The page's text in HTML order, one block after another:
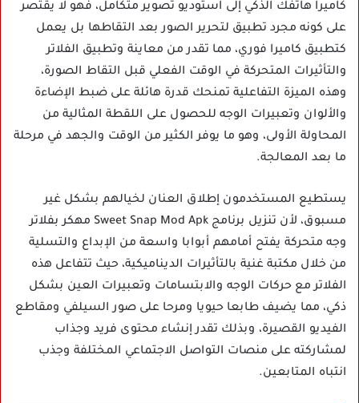
كاميرا هاتفك الذكي إلى استوديو تصوير متكامل، فهو لا يقتصر
على كونه مجرد تطبيق لتحرير الصور بعد التقاطها بل يعمل
كتطبيق كاميرا فوري، مما تقدر من معاينة وتطبيق الفلاتر
والتأثيرات المتحركة في الوقت الفعلي قبل التقاط الصورة،
وهذه الميزة التفاعلية تمنحك قدرة هائلة على ضبط الإضاءة
والألوان وتعبيرات الوجه للحصول على اللقطة المثالية من
المحاولة الأولى، وهو ما يوفر الكثير من الوقت والجهد في مرحلة
ما بعد المعالجة.
يستطيع المستخدمون إطلاق العنان لخيالهم بشكل غير
مسبوق، لأن تنزيل برنامج Sweet Snap Mod Apk مهكر بفلاتر
وجه متحركة يفتح أمامهم أبوابا واسعة من الإبداع والتسلية
من خلال مكتبة غنية بالتأثيرات الديناميكية، حيث تتفاعل هذه
الفلاتر مع حركات الوجه والابتسامات وتعبيرات العين بشكل
ذكي، مما يضيف طابعا حيويا ومرحا على صور السيلفي ومقاطع
الفيديو القصيرة، وبذلك تقدر إنشاء محتوى فريد وجذاب
لمشاركته على منصات التواصل الاجتماعي المختلفة وجذب
انتباه المتابعين.